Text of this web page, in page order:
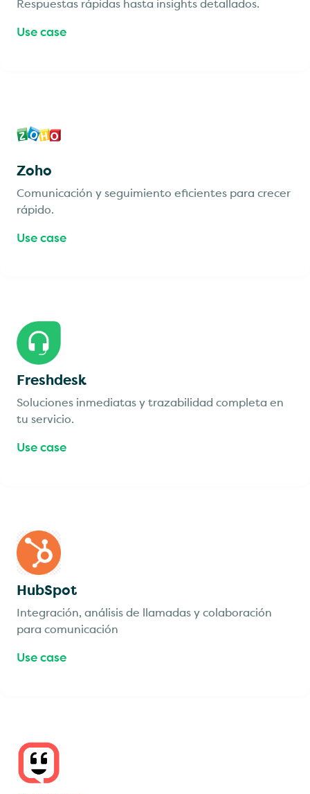
Respuestas rápidas hasta insights detallados.
Use case
Zoho
Comunicación y seguimiento eficientes para crecer
rápido.
Use case
Freshdesk
Soluciones inmediatas y trazabilidad completa en
tu servicio.
Use case
HubSpot
Integración, análisis de llamadas y colaboración
para comunicación
Use case